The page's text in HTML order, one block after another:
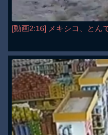
[動画2:16] メキシコ、とん